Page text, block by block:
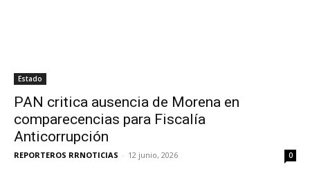
Estado
PAN critica ausencia de Morena en
comparecencias para Fiscalía
Anticorrupción
REPORTEROS RRNOTICIAS - 12 junio, 2026 0